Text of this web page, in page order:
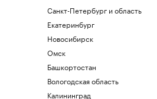
Санкт-Петербург и область
Екатеринбург
Новосибирск
Омск
Башкортостан
Вологодская область
Калининград